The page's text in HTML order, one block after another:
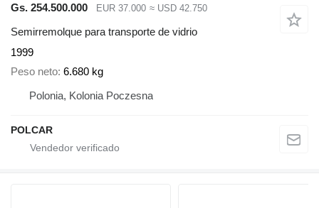
Gs. 254.500.000
EUR 37.000 ≈ USD 42.750
Semirremolque para transporte de vidrio
1999
Peso neto 6.680 kg
Polonia, Kolonia Poczesna
POLCAR